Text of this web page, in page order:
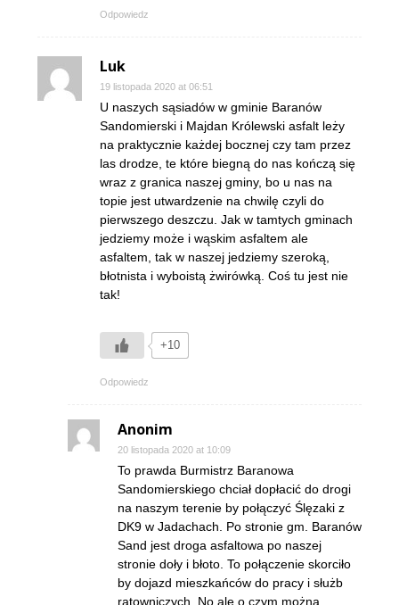
Odpowiedz
Luk
19 listopada 2020 at 06:51
U naszych sąsiadów w gminie Baranów
Sandomierski i Majdan Królewski asfalt leży
na praktycznie każdej bocznej czy tam przez
las drodze, te które biegną do nas kończą się
wraz z granica naszej gminy, bo u nas na
topie jest utwardzenie na chwilę czyli do
pierwszego deszczu. Jak w tamtych gminach
jedziemy może i wąskim asfaltem ale
asfaltem, tak w naszej jedziemy szeroką,
błotnista i wyboistą żwirówką. Coś tu jest nie
tak!
+10
Odpowiedz
Anonim
20 listopada 2020 at 10:09
To prawda Burmistrz Baranowa
Sandomierskiego chciał dopłacić do drogi
na naszym terenie by połączyć Ślęzaki z
DK9 w Jadachach. Po stronie gm. Baranów
Sand jest droga asfaltowa po naszej
stronie doły i błoto. To połączenie skorciło
by dojazd mieszkańców do pracy i służb
ratowniczych. No ale o czym można